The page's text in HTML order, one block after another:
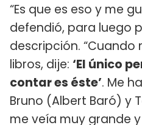
“Es que es eso y me
defendió, para luego
descripción. “Cuando
libros, dije: ‘El único
contar es éste’. Me
Bruno (Albert Baró) y
me veía muy grande